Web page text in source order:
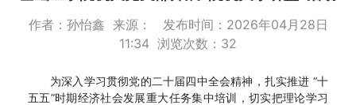
作者：孙怡鑫 来源： 发布时间：2026年04月28日
11:34 浏览次数： 32
为深入学习贯彻党的二十届四中全会精神，扎实推进 “十
五五”时期经济社会发展重大任务集中培训，切实把理论学习